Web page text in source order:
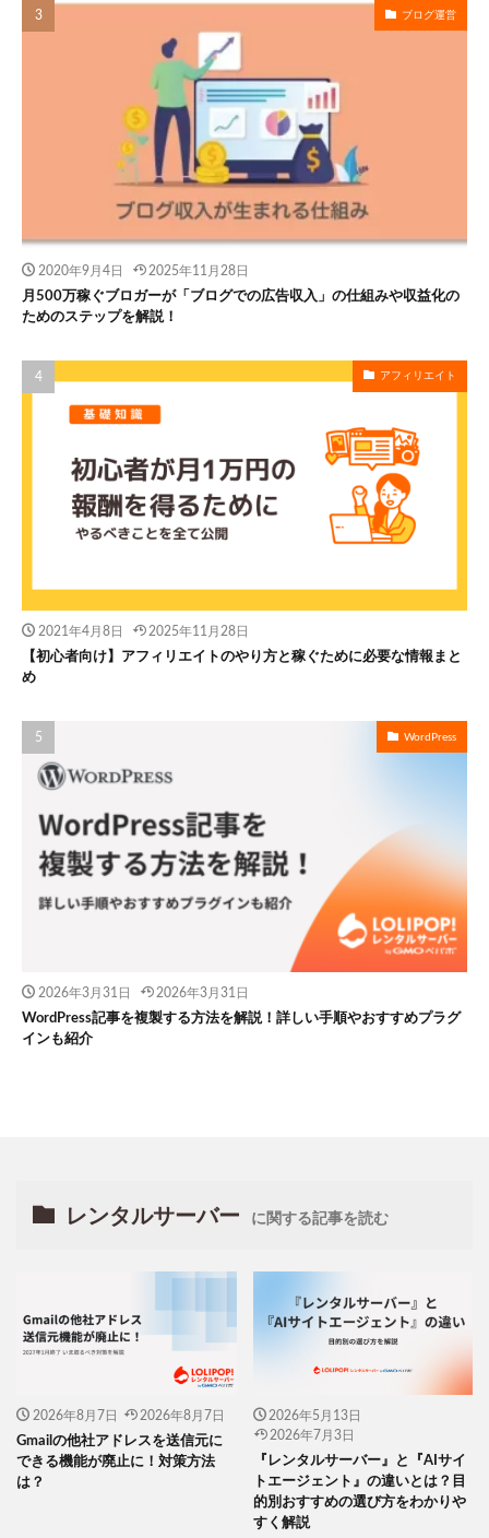
ブログ運営
2020年9月4日 2025年11月28日
月500万稼ぐブロガーが「ブログでの広告収入」の仕組みや収益化の
ためのステップを解説！
アフィリエイト
2021年4月8日 2025年11月28日
【初心者向け】アフィリエイトのやり方と稼ぐために必要な情報まと
め
WordPress
2026年3月31日 2026年3月31日
WordPress記事を複製する方法を解説！詳しい手順やおすすめプラグ
インも紹介
レンタルサーバー に関する記事を読む
2026年8月7日 2026年8月7日
Gmailの他社アドレスを送信元に
できる機能が廃止に！対策方法
は？
2026年5月13日
2026年7月3日
『レンタルサーバー』と『AIサイ
トエージェント』の違いとは？目
的別おすすめの選び方をわかりや
すく解説